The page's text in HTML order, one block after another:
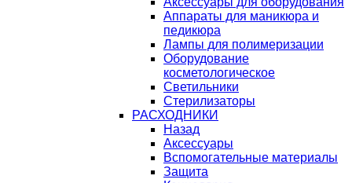
Аппараты для маникюра и
педикюра
Лампы для полимеризации
Оборудование
косметологическое
Светильники
Стерилизаторы
РАСХОДНИКИ
Назад
Аксессуары
Вспомогательные материалы
Защита